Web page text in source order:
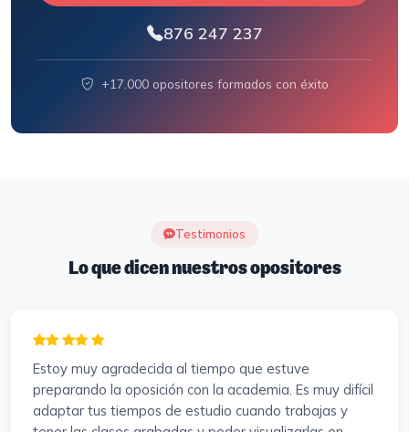
876 247 237
+17.000 opositores formados con éxito
Testimonios
Lo que dicen nuestros opositores
Estoy muy agradecida al tiempo que estuve
preparando la oposición con la academia. Es muy difícil
adaptar tus tiempos de estudio cuando trabajas y